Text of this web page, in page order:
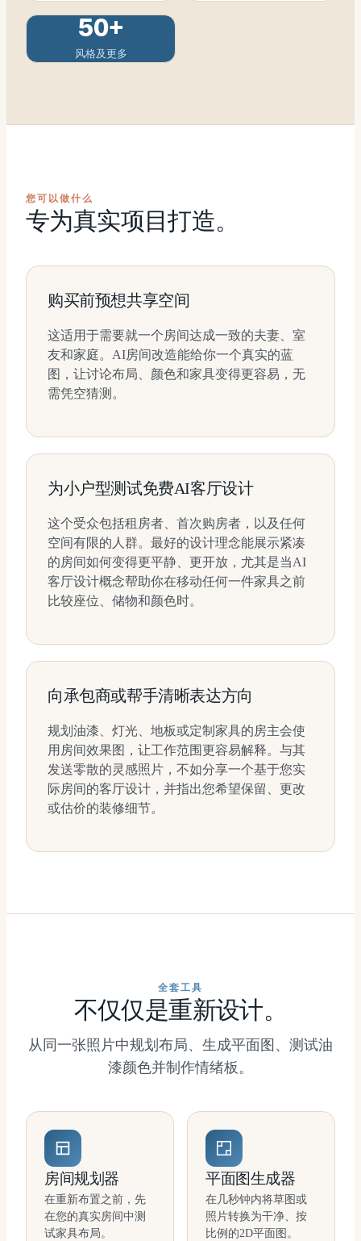
50+
风格及更多
您可以做什么
专为真实项目打造。
购买前预想共享空间
这适用于需要就一个房间达成一致的夫妻、室
友和家庭。AI房间改造能给你一个真实的蓝
图，让讨论布局、颜色和家具变得更容易，无
需凭空猜测。
为小户型测试免费AI客厅设计
这个受众包括租房者、首次购房者，以及任何
空间有限的人群。最好的设计理念能展示紧凑
的房间如何变得更平静、更开放，尤其是当AI
客厅设计概念帮助你在移动任何一件家具之前
比较座位、储物和颜色时。
向承包商或帮手清晰表达方向
规划油漆、灯光、地板或定制家具的房主会使
用房间效果图，让工作范围更容易解释。与其
发送零散的灵感照片，不如分享一个基于您实
际房间的客厅设计，并指出您希望保留、更改
或估价的装修细节。
全套工具
不仅仅是重新设计。
从同一张照片中规划布局、生成平面图、测试油
漆颜色并制作情绪板。
房间规划器
在重新布置之前，先
在您的真实房间中测
试家具布局。
平面图生成器
在几秒钟内将草图或
照片转换为干净、按
比例的2D平面图。